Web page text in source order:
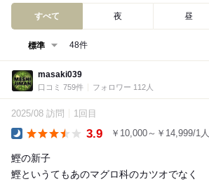
すべて 夜 昼
48件
masaki039
口コミ 759件 フォロワー 112人
2025/08 訪問 1回目
3.9 ￥10,000～￥14,999/1人
鰹の新子
鰹というてもあのマグロ科のカツオでなく